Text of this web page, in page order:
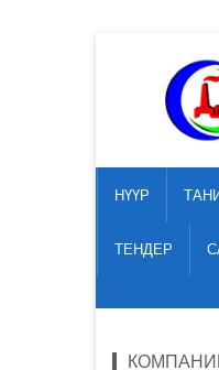
НҮҮР
ТЕНДЕР